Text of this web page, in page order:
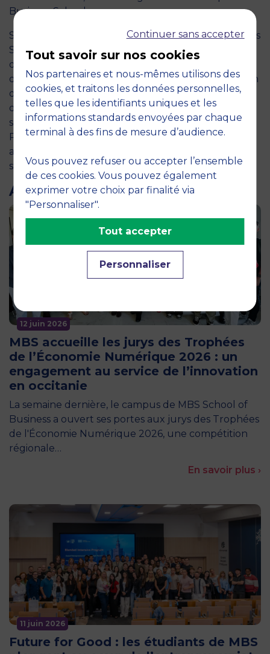
Business School.
Si la RSE fait partie de l’ADN de Montpellier Business
School depuis de nombreuses années, l’école a
depuis quelques mois chercher à amener
davantagele jeu dans sa pédagogie.La gamification
des enseignements regroupe un spectre large
d’exercice : de l’escape game interculturel au
serious game de création d’entreprise, les
Professeurs et le Learning Center de MBS testent
aujourd’hui de plus en plus de méthode pour
stimuler la créativité des managers de demain.
ARTICLES LIÉS
12 juin 2026
MBS accueille les jurys des Trophées
de l’Économie Numérique 2026 : un
engagement au service de l’innovation
en occitanie
La semaine dernière, le campus de MBS School of
Business a ouvert ses portes aux jurys des Trophées
de l'Économie Numérique 2026, une compétition
régionale…
En savoir plus ›
11 juin 2026
Future for Good : les étudiants de MBS
Continuer sans accepter
Tout savoir sur nos cookies
Nos partenaires et nous-mêmes utilisons des
cookies, et traitons les données personnelles,
telles que les identifiants uniques et les
informations standards envoyées par chaque
terminal à des fins de mesure d’audience.
Vous pouvez refuser ou accepter l’ensemble
de ces cookies. Vous pouvez également
exprimer votre choix par finalité via
"Personnaliser".
Personnaliser
Tout accepter